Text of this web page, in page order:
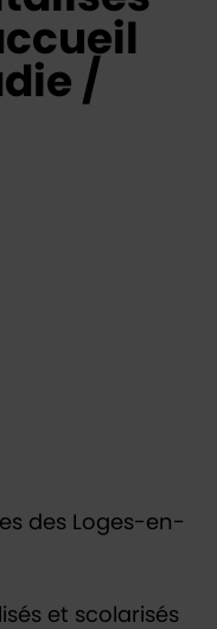
/
des Loges-en-
et scolarisés